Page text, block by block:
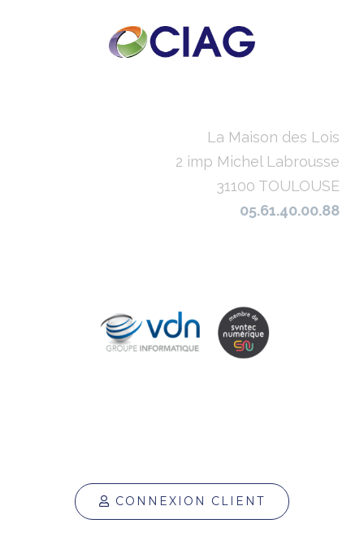
La Maison des Lois
2 imp Michel Labrousse
31100 TOULOUSE
05.61.40.00.88
CONNEXION CLIENT